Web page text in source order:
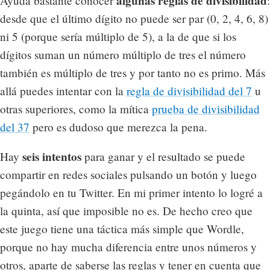
desde que el último dígito no puede ser par (0, 2, 4, 6, 8)
ni 5 (porque sería múltiplo de 5), a la de que si los
dígitos suman un número múltiplo de tres el número
también es múltiplo de tres y por tanto no es primo. Más
allá puedes intentar con la regla de divisibilidad del 7 u
otras superiores, como la mítica prueba de divisibilidad
del 37 pero es dudoso que merezca la pena.
Hay seis intentos para ganar y el resultado se puede
compartir en redes sociales pulsando un botón y luego
pegándolo en tu Twitter. En mi primer intento lo logré a
la quinta, así que imposible no es. De hecho creo que
este juego tiene una táctica más simple que Wordle,
porque no hay mucha diferencia entre unos números y
otros, aparte de saberse las reglas y tener en cuenta que